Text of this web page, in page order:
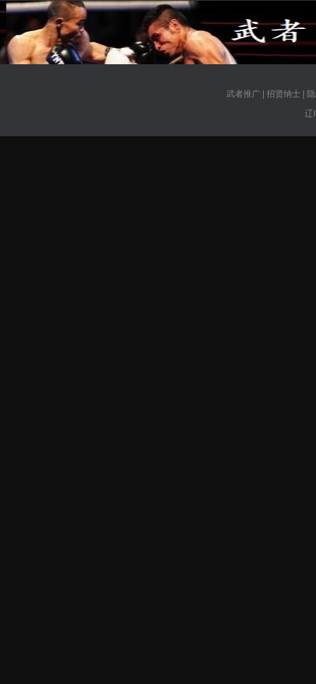
武者推广| 招贤纳士|
辽